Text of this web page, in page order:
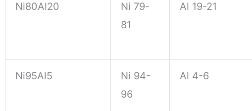
Ni80Al20
Ni 79-
81
Al 19-21
Ni95Al5
Ni 94-
96
Al 4-6